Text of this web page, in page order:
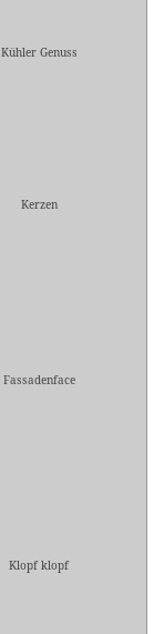
Kühler Genuss
Kerzen
Fassadenface
Klopf klopf